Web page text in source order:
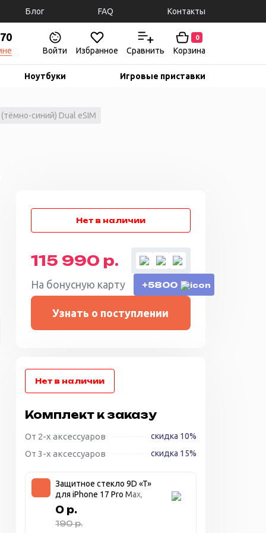
Блог FAQ Контакты
Войти Избранное Сравнить
0
Корзина
Ноутбуки Игровые приставки
синий) Dual eSIM
115 990 р.
На бонусную карту +5800
Узнать о поступлении
Комплект к заказу
От 2-х аксессуаров скидка 10%
От 3-х аксессуаров скидка 15%
Защитное стекло 9D «T»
для iPhone 17 Pro Max,
прозрачное + чёрная
рамка
0 р.
190 р.